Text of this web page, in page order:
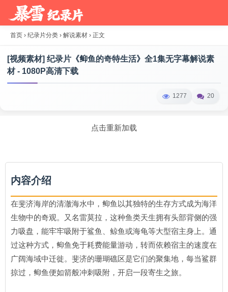
首页 › 纪录片分类 › 解说素材 › 正文
[视频素材] 纪录片《䲟鱼的奇特生活》全1集无字幕解说素
材 - 1080P高清下载
1277 20
点击重新加载
内容介绍
在斐济海岸的清澈海水中，䲟鱼以其独特的生存方式成为海洋
生物中的奇观。又名雷莫拉，这种鱼类天生拥有头部背侧的强
力吸盘，能牢牢吸附于鲨鱼、鲸鱼或海龟等大型宿主身上。通
过这种方式，䲟鱼免于耗费能量游动，转而依赖宿主的速度在
广阔海域中迁徙。斐济的珊瑚礁区是它们的聚集地，每当鲨群
掠过，䲟鱼便如箭般冲刺吸附，开启一段寄生之旅。